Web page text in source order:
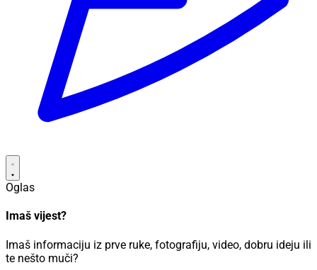
Oglas
Imaš vijest?
Imaš informaciju iz prve ruke, fotografiju, video, dobru ideju ili
te nešto muči?